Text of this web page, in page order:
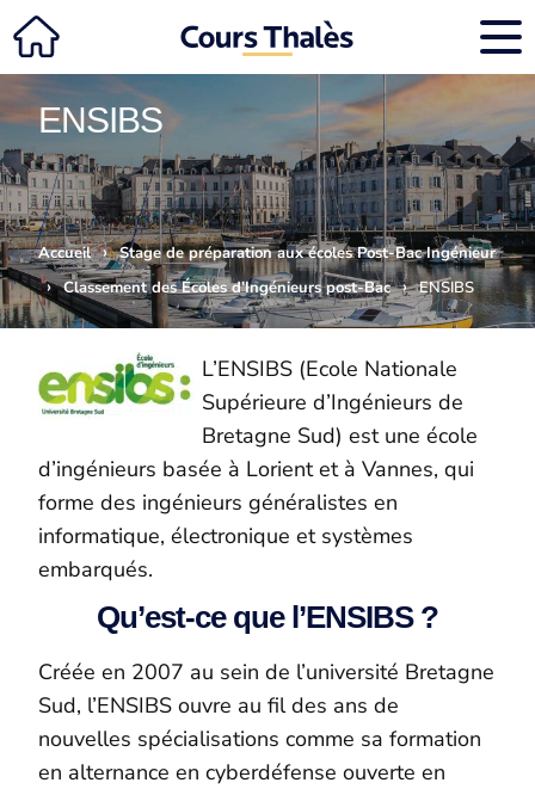
ENSIBS
Accueil › Stage de préparation aux écoles Post-Bac Ingénieur
› Classement des Écoles d’Ingénieurs post-Bac › ENSIBS
L’ENSIBS (Ecole Nationale
Supérieure d’Ingénieurs de
Bretagne Sud) est une école
d’ingénieurs basée à Lorient et à Vannes, qui
forme des ingénieurs généralistes en
informatique, électronique et systèmes
embarqués.
Qu’est-ce que l’ENSIBS ?
Créée en 2007 au sein de l’université Bretagne
Sud, l’ENSIBS ouvre au fil des ans de
nouvelles spécialisations comme sa formation
en alternance en cyberdéfense ouverte en